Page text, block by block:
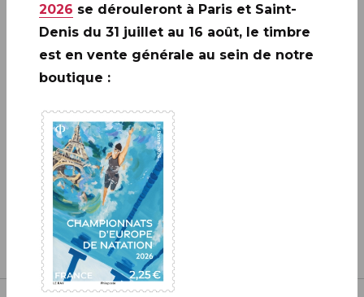
A ne pas rater: 20 ANS DE LA
CRÉATION DE PHILAPOSTE
2006 - 2026 / BLOC
2026 se dérouleront à Paris et Saint-
Denis du 31 juillet au 16 août, le timbre
est en vente générale au sein de notre
boutique :